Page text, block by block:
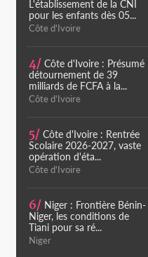
L'établissement de la CNI
pour les enfants dès 05...
Côte d'Ivoire
4/ Côte d'Ivoire : Présumé
détournement de 39
milliards de FCFA à la...
Côte d'Ivoire
5/ Côte d'Ivoire : Rentrée
Scolaire 2026-2027, vaste
opération d'éta...
Côte d'Ivoire
6/ Niger : Frontière Bénin-
Niger, les conditions de
Tiani pour sa ré...
Niger